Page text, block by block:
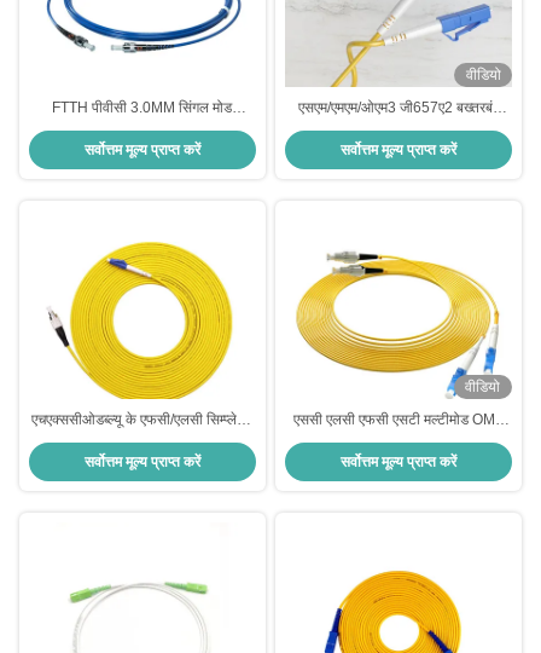
FTTH पीवीसी 3.0MM सिंगल मोड
G657A1 3M ST/UPC-ST/UPC
बख्तरबंद फाइबर ऑप्टिक पैच कॉर्ड
सर्वोत्तम मूल्य प्राप्त करें
वीडियो
एसएम/एमएम/ओएम3 जी657ए2 बख्तरबंद
फाइबर ऑप्टिक पैच कॉर्ड एफटीटीएच इंडोर
सिम्प्लेक्स एलसी-एलसी
सर्वोत्तम मूल्य प्राप्त करें
एचएक्ससीओडब्ल्यू के एफसी/एलसी सिम्प्लेक्स
एसएम बख्तरबंद फाइबर ऑप्टिक पैच कॉर्ड के
साथ अपने नेटवर्क को अपग्रेड करें
सर्वोत्तम मूल्य प्राप्त करें
वीडियो
एससी एलसी एफसी एसटी मल्टीमोड OM1
62.5/125um पीवीसी एलएसजेडएच जैकेट
बख्तरबंद फाइबर ऑप्टिक पैच कॉर्ड
सर्वोत्तम मूल्य प्राप्त करें